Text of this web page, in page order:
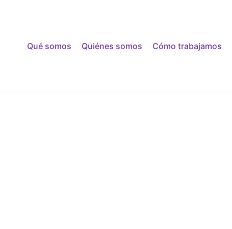
Qué somos Quiénes somos Cómo trabajamos